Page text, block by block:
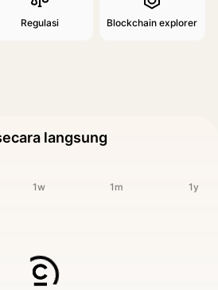
Regulasi Blockchain explorer
langsung
1w 1m 1y